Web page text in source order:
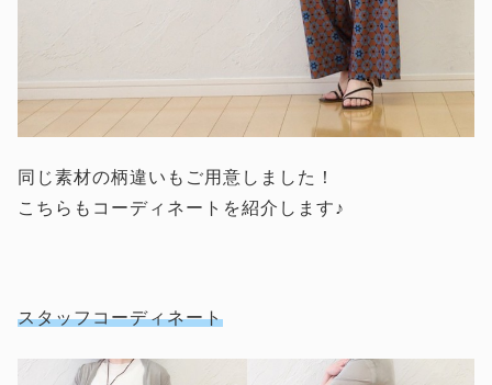
同じ素材の柄違いもご用意しました！
こちらもコーディネートを紹介します♪
スタッフコーディネート